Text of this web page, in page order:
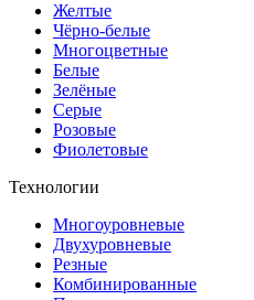
Желтые
Чёрно-белые
Многоцветные
Белые
Зелёные
Серые
Розовые
Фиолетовые
Технологии
Многоуровневые
Двухуровневые
Резные
Комбинированные